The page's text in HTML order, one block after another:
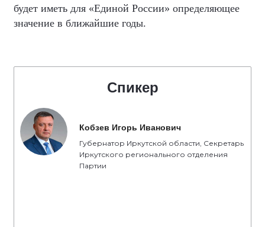
будет иметь для «Единой России» определяющее
значение в ближайшие годы.
Спикер
Кобзев Игорь Иванович
Губернатор Иркутской области, Секретарь
Иркутского регионального отделения
Партии